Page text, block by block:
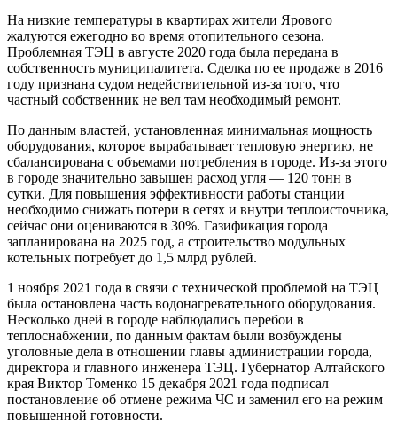
На низкие температуры в квартирах жители Ярового
жалуются ежегодно во время отопительного сезона.
Проблемная ТЭЦ в августе 2020 года была передана в
собственность муниципалитета. Сделка по ее продаже в 2016
году признана судом недействительной из-за того, что
частный собственник не вел там необходимый ремонт.
По данным властей, установленная минимальная мощность
оборудования, которое вырабатывает тепловую энергию, не
сбалансирована с объемами потребления в городе. Из-за этого
в городе значительно завышен расход угля — 120 тонн в
сутки. Для повышения эффективности работы станции
необходимо снижать потери в сетях и внутри теплоисточника,
сейчас они оцениваются в 30%. Газификация города
запланирована на 2025 год, а строительство модульных
котельных потребует до 1,5 млрд рублей.
1 ноября 2021 года в связи с технической проблемой на ТЭЦ
была остановлена часть водонагревательного оборудования.
Несколько дней в городе наблюдались перебои в
теплоснабжении, по данным фактам были возбуждены
уголовные дела в отношении главы администрации города,
директора и главного инженера ТЭЦ. Губернатор Алтайского
края Виктор Томенко 15 декабря 2021 года подписал
постановление об отмене режима ЧС и заменил его на режим
повышенной готовности.